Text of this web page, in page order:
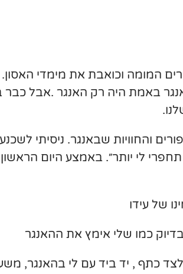
המומה וכואבת את מימדי
באמת היה רק האנגר .אבל
והחוויות שבאנגר. ניסיתי
לי יותר״. באמצע היום
של עידו
כמו שלי אימץ את ההאנגר
לצד כתף , יד ביד עם לי בהאנגר,